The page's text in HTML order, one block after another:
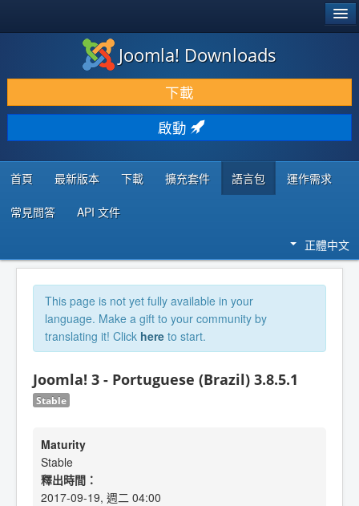
下載 & 擴充
發現 & 學習
社群 & 支援
程式者資源
Joomla! Downloads
下載
啟動
首頁 最新版本 下載 擴充套件 語言包 運作需求
常見問答 API 文件
正體中文
This page is not yet fully available in your
language. Make a gift to your community by
translating it! Click here to start.
Joomla! 3 - Portuguese (Brazil) 3.8.5.1
Stable
Maturity
Stable
釋出時間：
2017-09-19, 週二 04:00